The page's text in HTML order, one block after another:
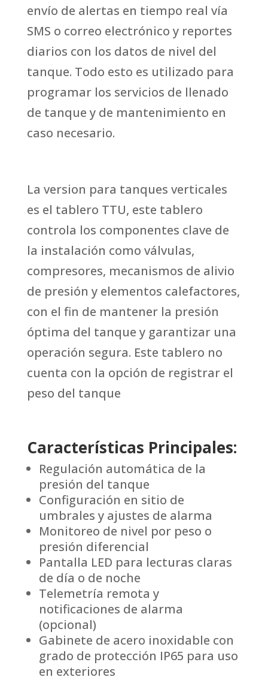
envío de alertas en tiempo real vía
SMS o correo electrónico y reportes
diarios con los datos de nivel del
tanque. Todo esto es utilizado para
programar los servicios de llenado
de tanque y de mantenimiento en
caso necesario.
La version para tanques verticales
es el tablero TTU, este tablero
controla los componentes clave de
la instalación como válvulas,
compresores, mecanismos de alivio
de presión y elementos calefactores,
con el fin de mantener la presión
óptima del tanque y garantizar una
operación segura. Este tablero no
cuenta con la opción de registrar el
peso del tanque
Características Principales:
Regulación automática de la
presión del tanque
Configuración en sitio de
umbrales y ajustes de alarma
Monitoreo de nivel por peso o
presión diferencial
Pantalla LED para lecturas claras
de día o de noche
Telemetría remota y
notificaciones de alarma
(opcional)
Gabinete de acero inoxidable con
grado de protección IP65 para uso
en exteriores